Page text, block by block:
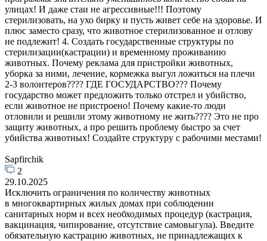
улицах! И даже стаи не агрессивные!!! Поэтому
стерилизовать, на ухо бирку и пусть живет себе на здоровье. И
плюс заместо сразу, что животное стерилизованное и отлову
не подлежит! 4. Создать государственные структуры по
стерилизации(кастрации) и временному проживанию
животных. Почему реклама для пристройки животных,
уборка за ними, лечение, кормежка выгул ложиться на плечи
2-3 волонтеров???? ГДЕ ГОСУДАРСТВО??? Почему
государство может предложить только отстрел и убийство,
если животное не пристроено! Почему какие-то люди
отловили и решили этому животному не жить???? Это не про
защиту животных, а про решить проблему быстро за счет
убийства животных! Создайте структуру с рабочими местами!
Sapfirchik
2
29.10.2025
Исключить ограничения по количеству животных
в многоквартирных жилых домах при соблюдении
санитарных норм и всех необходимых процедур (кастрация,
вакцинация, чипирование, отсутствие самовыгула). Введите
обязательную кастрацию животных, не принадлежащих к